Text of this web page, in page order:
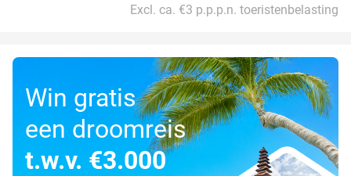
Excl. ca. €3 p.p.p.n. toeristenbelasting
Win gratis
een droomreis
t.w.v. €3.000